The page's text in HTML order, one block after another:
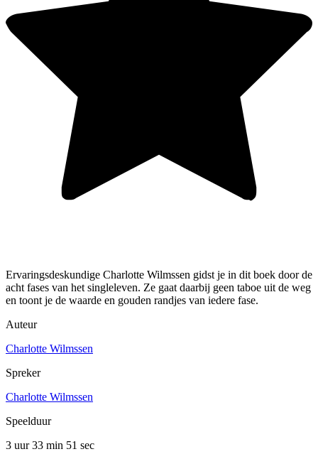
Ervaringsdeskundige Charlotte Wilmssen gidst je in dit boek door de
acht fases van het singleleven. Ze gaat daarbij geen taboe uit de weg
en toont je de waarde en gouden randjes van iedere fase.
Auteur
Charlotte Wilmssen
Spreker
Charlotte Wilmssen
Speelduur
3 uur 33 min 51 sec